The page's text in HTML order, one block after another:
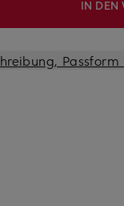
IN DEN